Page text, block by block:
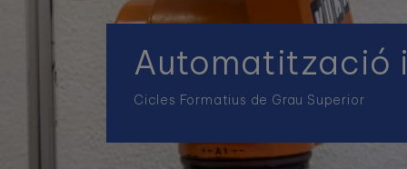
Automatització
Cicles Formatius de Grau Superior